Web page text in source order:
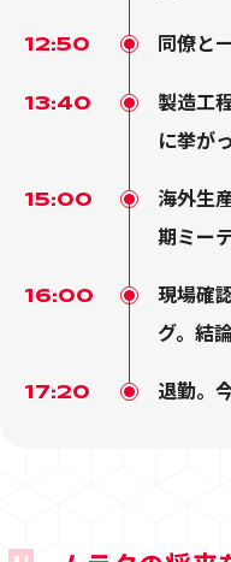
12:50 同僚と
13:40
製造工
に挙が
15:00
海外生
期ミー
16:00
現場確
グ。結
17:20 退勤。